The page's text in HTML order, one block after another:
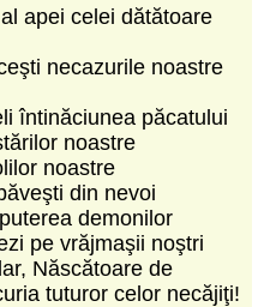
apei celei dătătoare
necazurile noastre
întinăciunea păcatului
noastre
noastre
din nevoi
demonilor
pe vrăjmaşii noştri
Născătoare de
tuturor celor necăjiţi!